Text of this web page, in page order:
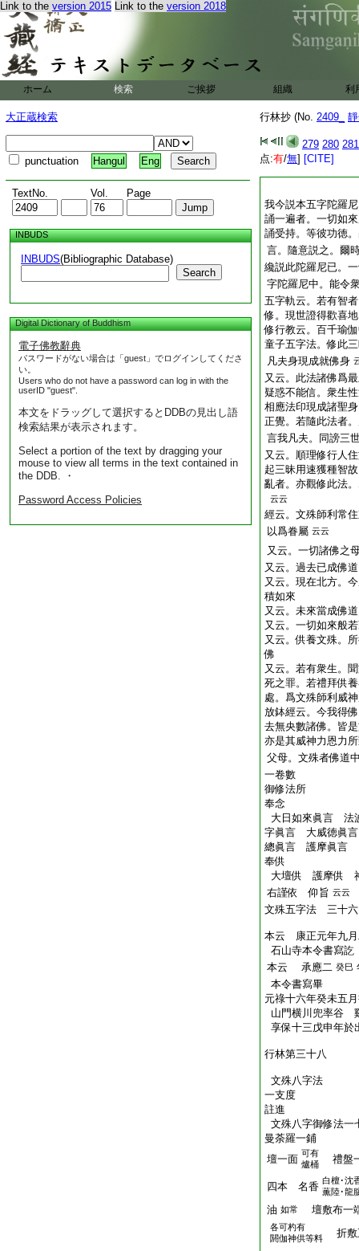
Link to the version 2015 Link to the version 2018
ホーム 検索 ご挨拶 組織 利
大正蔵検索
punctuation Hangul Eng
TextNo. Vol. Page
INBUDS
INBUDS(Bibliographic Database)
Search
Digital Dictionary of Buddhism
電子佛教辭典
パスワードがない場合は「guest」でログインしてくださ
い。
Users who do not have a password can log in with the
userID "guest".
本文をドラッグして選択するとDDBの見出し語
検索結果が表示されます。
Select a portion of the text by dragging your
mouse to view all terms in the text contained in
the DDB. ・
Password Access Policies
行林抄 (No. 2409_
279 280 281
点:有/無] [CITE]
我今説本五字陀羅
誦一遍者。一切如
誦受持。等彼功徳
言。隨意説之。爾
纔説此陀羅尼已。
字陀羅尼中。能令
五字軌云。若有智
修。現世證得歡喜
修行教云。百千瑜
童子五字法。修此
凡夫身現成就佛身
又云。此法諸佛爲
疑惑不能信。衆生
相應法印現成諸聖
正覺。若隨此法者
言我凡夫。同謗三
又云。順理修行人
起三昧用速獲種智
亂者。亦觀修此法
云云
經云。文殊師利常
以爲眷屬 云云
又云。一切諸佛之
又云。過去已成佛
又云。現在北方。
積如來
又云。未來當成佛
又云。一切如來般
又云。供養文殊。
佛
又云。若有衆生。
死之罪。若禮拜供
處。爲文殊師利威
放鉢經云。今我得
去無央數諸佛。皆
亦是其威神力恩力
父母。文殊者佛道
一卷數
御修法所
奉念
大日如來眞言 法
字眞言 大威徳眞
總眞言 護摩眞言
奉供
大壇供 護摩供
右謹依 仰旨 云云
文殊五字法 三十六
本云 康正元年九月
石山寺本令書寫訖
本云
承應二 癸巳
本令書寫畢
元祿十六年癸未五
山門横川兜率谷
享保十三戊申年於
行林第三十八
文殊八字法
一支度
註進
文殊八字御修法一
曼荼羅一鋪
壇一面 可有
爐桶
禮盤
四本 名香 白檀･沈
薫陸･龍
油 如常 壇敷布一
各可杓有
閼伽神供等料
折